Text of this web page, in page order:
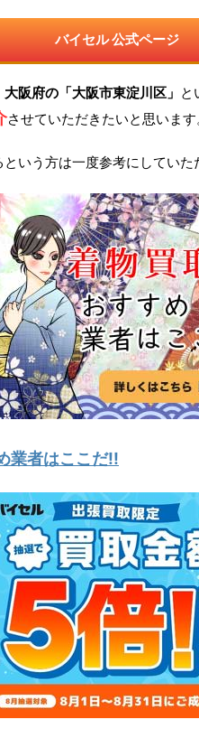
バイセル 公式ページ
大阪府の「大阪市東淀川区」 と
させていただきたいと思います
いう方は一度参考にしていた
業者はここだ!!